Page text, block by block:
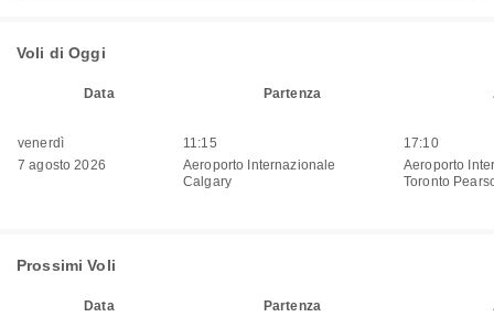
Voli di Oggi
Data Partenza
venerdì
7 agosto 2026
11:15
Aeroporto Internazionale
Calgary
17:10
Aeroporto
Toronto
Prossimi Voli
Data Partenza